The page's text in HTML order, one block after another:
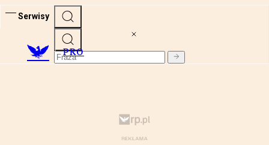
Serwisy
PRO